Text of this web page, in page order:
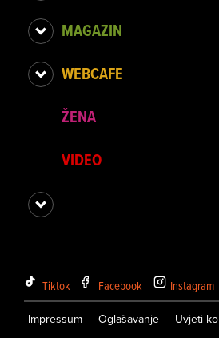
MAGAZIN
WEBCAFE
ŽENA
VIDEO
Tiktok Facebook Instagram
Impressum Oglašavanje Uvjeti